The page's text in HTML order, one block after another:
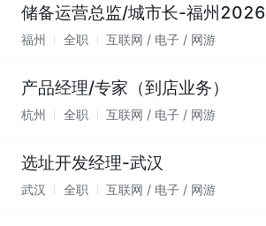
储备运营总监/城市长-福州2026
福州 全职 互联网 / 电子 / 网游
产品经理/专家（到店业务）
杭州 全职 互联网 / 电子 / 网游
选址开发经理-武汉
武汉 全职 互联网 / 电子 / 网游